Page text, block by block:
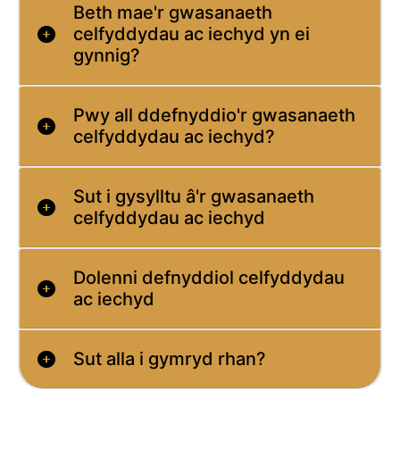
Beth mae'r gwasanaeth
celfyddydau ac iechyd yn ei
gynnig?
Pwy all ddefnyddio'r gwasanaeth
celfyddydau ac iechyd?
Sut i gysylltu â'r gwasanaeth
celfyddydau ac iechyd
Dolenni defnyddiol celfyddydau
ac iechyd
Sut alla i gymryd rhan?